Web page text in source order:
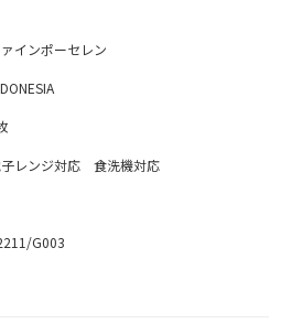
インポーセレン
レンジ対応 食洗機対応
G003